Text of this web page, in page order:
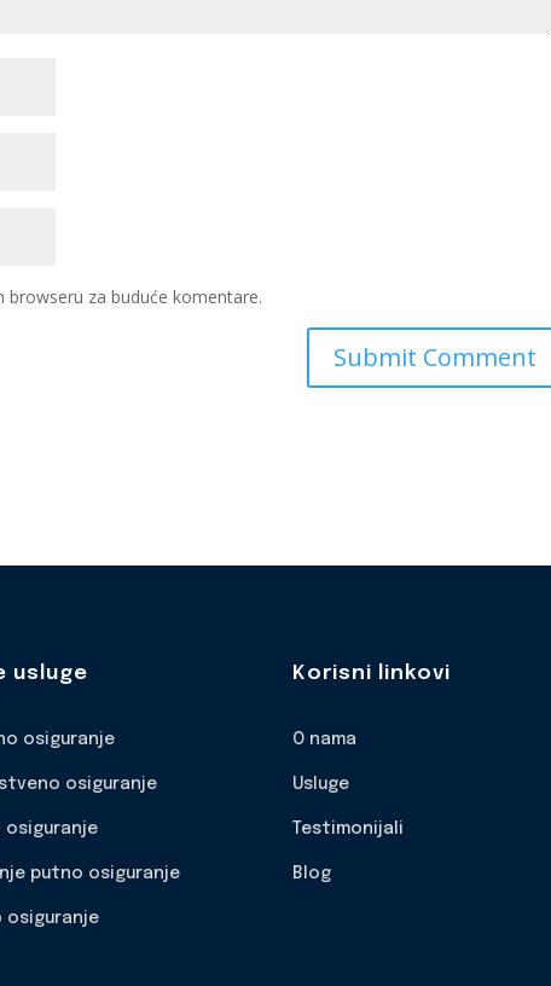
za buduće komentare.
usluge
osiguranje
osiguranje
osiguranje
putno osiguranje
osiguranje
Korisni linkovi
O nama
Usluge
Testimonijali
Blog